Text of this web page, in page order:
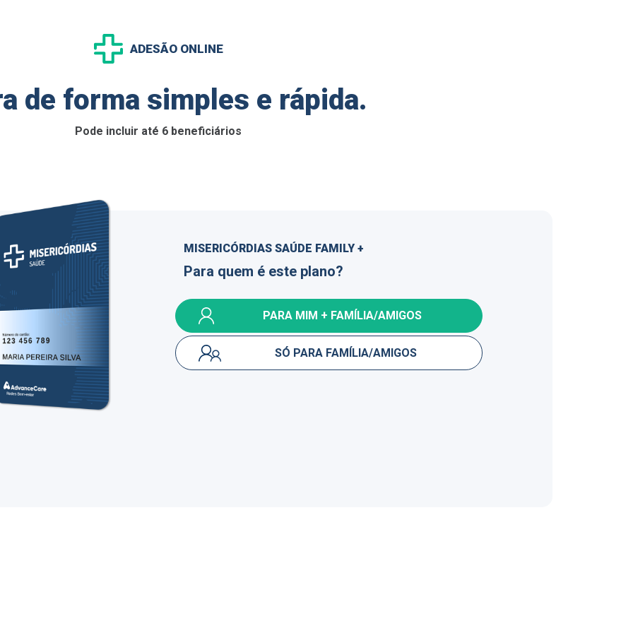
ADESÃO ONLINE
de forma simples e rápida.
Pode incluir até 6 beneficiários
MISERICÓRDIAS SAÚDE FAMILY +
Para quem é este plano?
PARA MIM + FAMÍLIA/AMIGOS
SÓ PARA FAMÍLIA/AMIGOS